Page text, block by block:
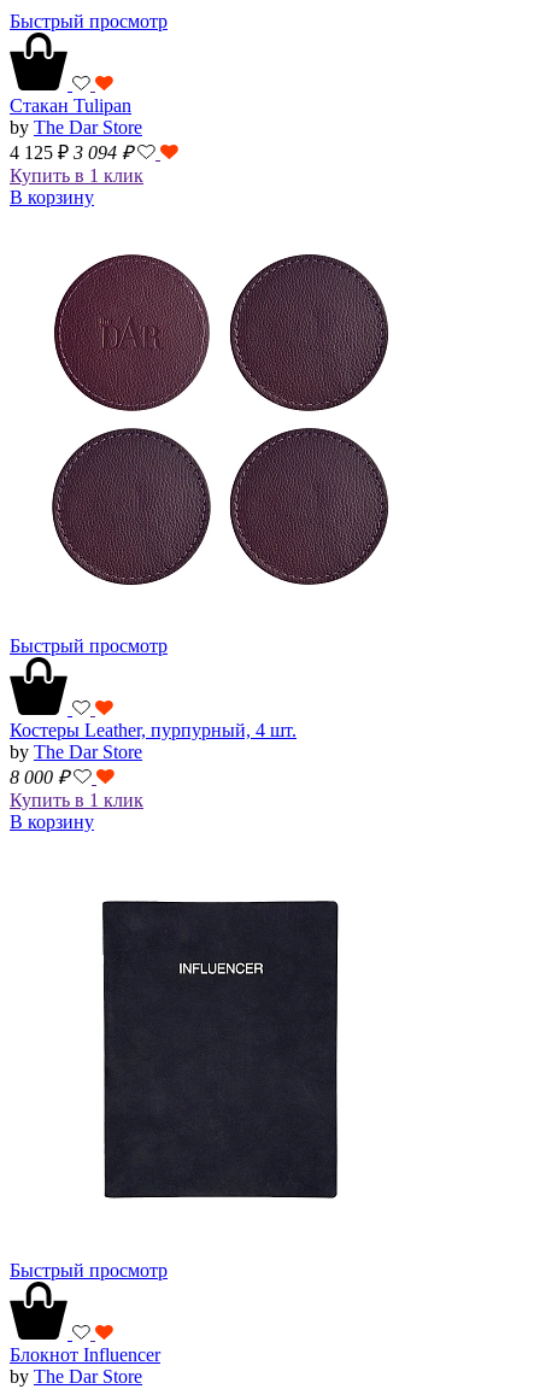
Быстрый просмотр
Стакан Tulipan
by The Dar Store
4 125 ₽ 3 094 ₽
Купить в 1 клик
В корзину
Быстрый просмотр
Костеры Leather, пурпурный, 4 шт.
by The Dar Store
8 000 ₽
Купить в 1 клик
В корзину
Быстрый просмотр
Блокнот Influencer
by The Dar Store